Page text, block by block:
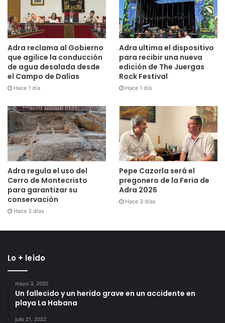
Adra reclama al Gobierno
que agilice la conducción
de agua desalada desde
el Campo de Dalías
Hace 1 día
Adra ultima el dispositivo
para recibir una nueva
edición de The Juergas
Rock Festival
Hace 1 día
Adra regula el uso del
Cerro de Montecristo
para garantizar su
conservación
Hace 3 días
Pepe Cazorla será el
pregonero de la Feria de
Adra 2026
Hace 3 días
Lo + leído
mayo 3, 2020
Un fallecido y un herido grave en un accidente en
playa La Habana
julio 21, 2022